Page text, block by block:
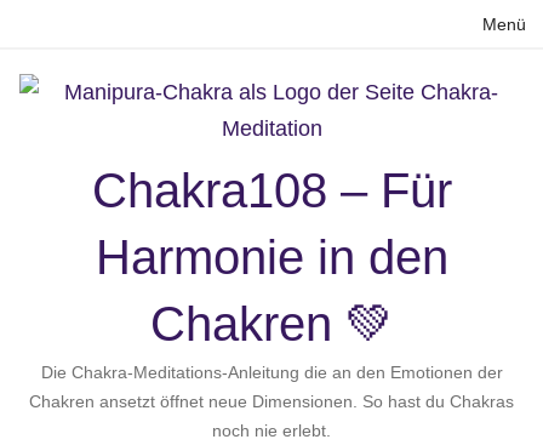
springen
Menü
Chakra108 – Für
Harmonie in den
Chakren 💚
Die Chakra-Meditations-Anleitung die an den Emotionen der
Chakren ansetzt öffnet neue Dimensionen. So hast du Chakras
noch nie erlebt.